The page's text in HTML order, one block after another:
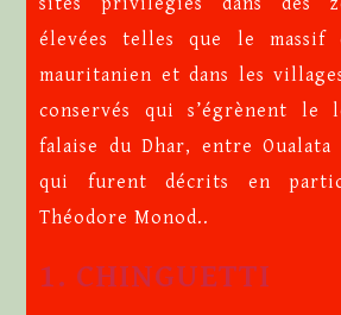
élevées telles que le massif
mauritanien et dans les
conservés qui s’égrènent le
falaise du Dhar, entre
qui furent décrits en
Théodore Monod..
1. CHINGUETTI